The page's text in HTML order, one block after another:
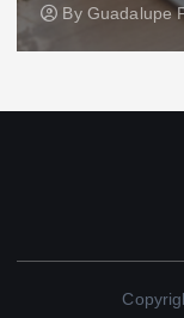
By Guadalupe